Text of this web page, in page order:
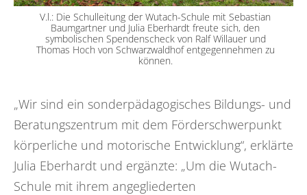
V.l.: Die Schulleitung der Wutach-Schule mit Sebastian
Baumgartner und Julia Eberhardt freute sich, den
symbolischen Spendenscheck von Ralf Willauer und
Thomas Hoch von Schwarzwaldhof entgegennehmen zu
können.
„Wir sind ein sonderpädagogisches Bildungs- und
Beratungszentrum mit dem Förderschwerpunkt
körperliche und motorische Entwicklung“, erklärte
Julia Eberhardt und ergänzte: „Um die Wutach-
Schule mit ihrem angegliederten